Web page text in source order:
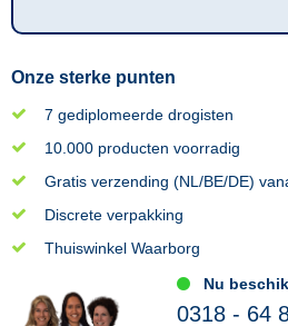
Onze sterke punten
7 gediplomeerde drogisten
10.000 producten voorradig
Gratis verzending (NL/BE/DE)
Discrete verpakking
Thuiswinkel Waarborg
Nu
0318 - 64